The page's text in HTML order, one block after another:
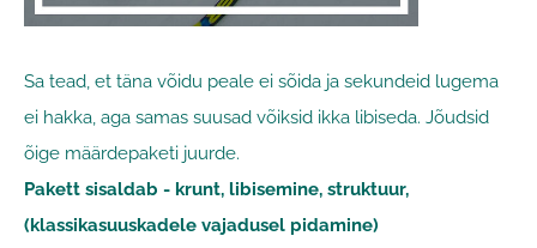
Sa tead, et täna võidu peale ei sõida ja sekundeid lugema
ei hakka, aga samas suusad võiksid ikka libiseda. Jõudsid
õige määrdepaketi juurde.
Pakett sisaldab - krunt, libisemine, struktuur,
(klassikasuuskadele vajadusel pidamine)